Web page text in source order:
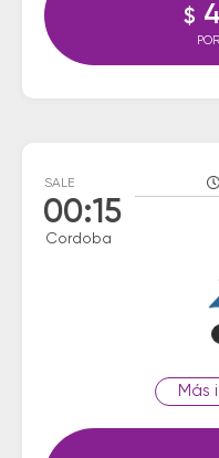
$
SALE
00:15
Cordoba